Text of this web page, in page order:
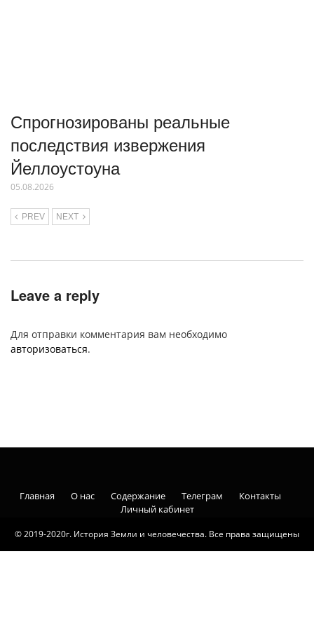
Спрогнозированы реальные
последствия извержения
Йеллоустоуна
05.08.2026
PREV NEXT
Leave a reply
Для отправки комментария вам необходимо
авторизоваться.
© 2019-2020г. История Земли и человечества. Все права защищены
Главная О нас Содержание Телеграм
Контакты
Личный кабинет